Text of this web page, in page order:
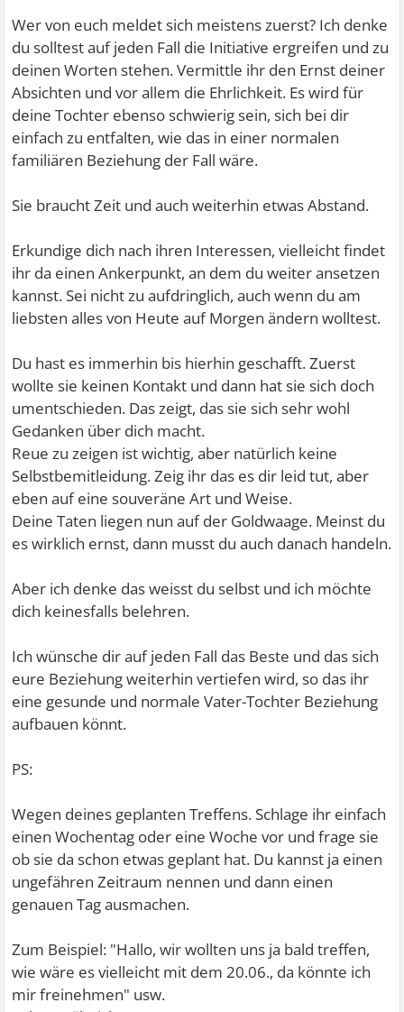
Wer von euch meldet sich meistens zuerst? Ich denke
du solltest auf jeden Fall die Initiative ergreifen und zu
deinen Worten stehen. Vermittle ihr den Ernst deiner
Absichten und vor allem die Ehrlichkeit. Es wird für
deine Tochter ebenso schwierig sein, sich bei dir
einfach zu entfalten, wie das in einer normalen
familiären Beziehung der Fall wäre.
Sie braucht Zeit und auch weiterhin etwas Abstand.
Erkundige dich nach ihren Interessen, vielleicht findet
ihr da einen Ankerpunkt, an dem du weiter ansetzen
kannst. Sei nicht zu aufdringlich, auch wenn du am
liebsten alles von Heute auf Morgen ändern wolltest.
Du hast es immerhin bis hierhin geschafft. Zuerst
wollte sie keinen Kontakt und dann hat sie sich doch
umentschieden. Das zeigt, das sie sich sehr wohl
Gedanken über dich macht.
Reue zu zeigen ist wichtig, aber natürlich keine
Selbstbemitleidung. Zeig ihr das es dir leid tut, aber
eben auf eine souveräne Art und Weise.
Deine Taten liegen nun auf der Goldwaage. Meinst du
es wirklich ernst, dann musst du auch danach handeln.
Aber ich denke das weisst du selbst und ich möchte
dich keinesfalls belehren.
Ich wünsche dir auf jeden Fall das Beste und das sich
eure Beziehung weiterhin vertiefen wird, so das ihr
eine gesunde und normale Vater-Tochter Beziehung
aufbauen könnt.
PS:
Wegen deines geplanten Treffens. Schlage ihr einfach
einen Wochentag oder eine Woche vor und frage sie
ob sie da schon etwas geplant hat. Du kannst ja einen
ungefähren Zeitraum nennen und dann einen
genauen Tag ausmachen.
Zum Beispiel: "Hallo, wir wollten uns ja bald treffen,
wie wäre es vielleicht mit dem 20.06., da könnte ich
mir freinehmen" usw.